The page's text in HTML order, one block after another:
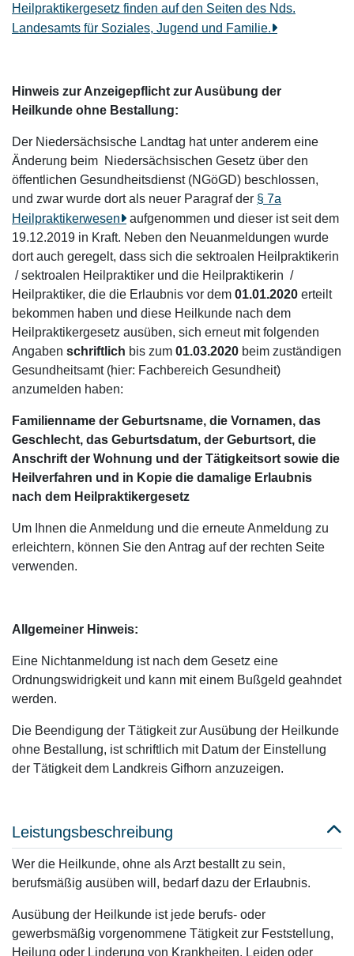
Heilpraktikergesetz finden auf den Seiten des Nds.
Landesamts für Soziales, Jugend und Familie.
Hinweis zur Anzeigepflicht zur Ausübung der
Heilkunde ohne Bestallung:
Der Niedersächsische Landtag hat unter anderem eine
Änderung beim Niedersächsischen Gesetz über den
öffentlichen Gesundheitsdienst (NGöGD) beschlossen,
und zwar wurde dort als neuer Paragraf der § 7a
Heilpraktikerwesen
aufgenommen und dieser ist seit dem
19.12.2019 in Kraft. Neben den Neuanmeldungen wurde
dort auch geregelt, dass sich die sektroalen Heilpraktikerin
/ sektroalen Heilpraktiker und die Heilpraktikerin /
Heilpraktiker, die die Erlaubnis vor dem 01.01.2020 erteilt
bekommen haben und diese Heilkunde nach dem
Heilpraktikergesetz ausüben, sich erneut mit folgenden
Angaben schriftlich bis zum 01.03.2020 beim zuständigen
Gesundheitsamt (hier: Fachbereich Gesundheit)
anzumelden haben:
Familienname der Geburtsname, die Vornamen, das
Geschlecht, das Geburtsdatum, der Geburtsort, die
Anschrift der Wohnung und der Tätigkeitsort sowie die
Heilverfahren und in Kopie die damalige Erlaubnis
nach dem Heilpraktikergesetz
Um Ihnen die Anmeldung und die erneute Anmeldung zu
erleichtern, können Sie den Antrag auf der rechten Seite
verwenden.
Allgemeiner Hinweis:
Eine Nichtanmeldung ist nach dem Gesetz eine
Ordnungswidrigkeit und kann mit einem Bußgeld geahndet
werden.
Die Beendigung der Tätigkeit zur Ausübung der Heilkunde
ohne Bestallung, ist schriftlich mit Datum der Einstellung
der Tätigkeit dem Landkreis Gifhorn anzuzeigen.
Leistungsbeschreibung
Wer die Heilkunde, ohne als Arzt bestallt zu sein,
berufsmäßig ausüben will, bedarf dazu der Erlaubnis.
Ausübung der Heilkunde ist jede berufs- oder
gewerbsmäßig vorgenommene Tätigkeit zur Feststellung,
Heilung oder Linderung von Krankheiten, Leiden oder